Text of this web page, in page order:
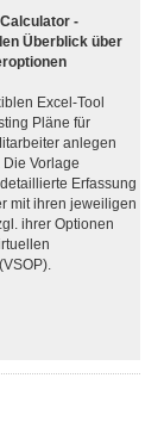
-
Überblick über
Excel-Tool
Pläne für
anlegen
Vorlage
Erfassung
mit ihren jeweiligen
ihrer Optionen